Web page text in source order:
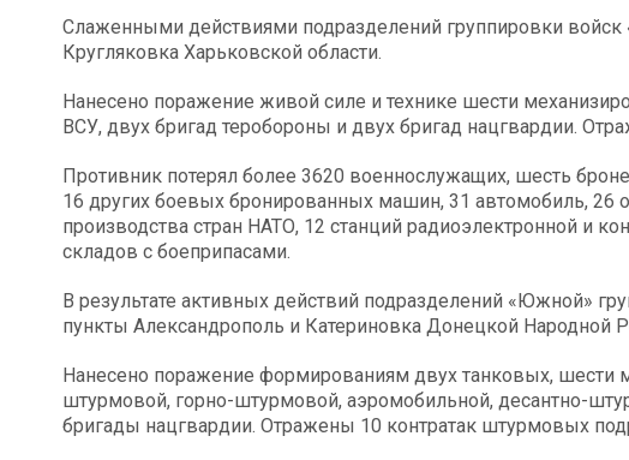
Слаженными действиями подразделений группировки
Кругляковка Харьковской области.
Нанесено поражение живой силе и технике шести
ВСУ, двух бригад теробороны и двух бригад нацгвардии.
Противник потерял более 3620 военнослужащих, шесть
16 других боевых бронированных машин, 31 автомобиль, 26
производства стран НАТО, 12 станций радиоэлектронной и
складов с боеприпасами.
В результате активных действий подразделений «Южной»
пункты Александрополь и Катериновка Донецкой Народной
Нанесено поражение формированиям двух танковых, шести
штурмовой, горно-штурмовой, аэромобильной, десантно-
бригады нацгвардии. Отражены 10 контратак штурмовых